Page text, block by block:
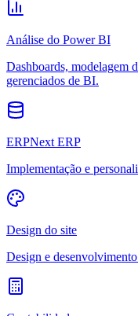
Análise do Power BI
Dashboards, modelagem
gerenciados de BI.
ERPNext ERP
Implementação e
Design do site
Design e